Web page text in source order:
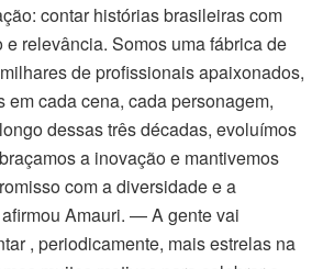
contar histórias brasileiras com
relevância. Somos uma fábrica de
de profissionais apaixonados,
em cada cena, cada personagem,
dessas três décadas, evoluímos
a inovação e mantivemos
com a diversidade e a
Amauri. — A gente vai
, periodicamente, mais estrelas na